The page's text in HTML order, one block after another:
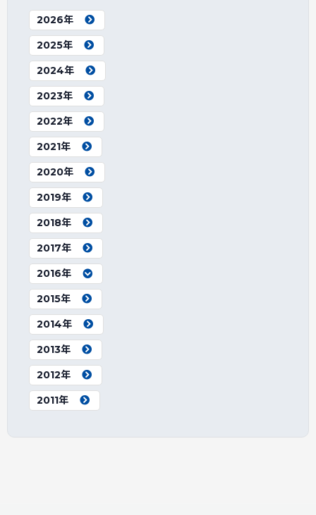
2026年
2025年
2024年
2023年
2022年
2021年
2020年
2019年
2018年
2017年
2016年
2015年
2014年
2013年
2012年
2011年